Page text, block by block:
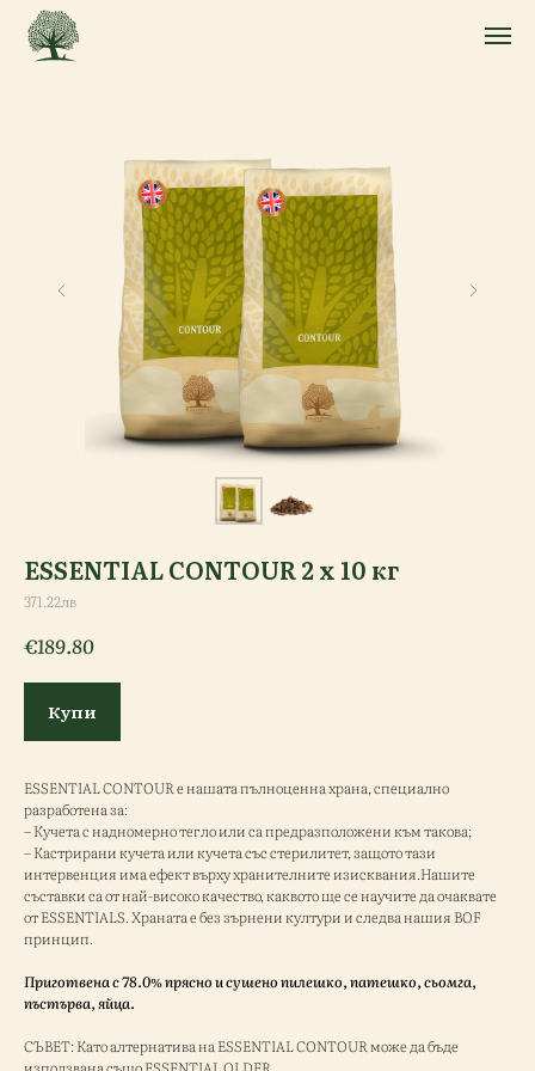
ESSENTIAL CONTOUR 2 х 10 кг
371.22лв
€189.80
Купи
ESSENTIAL CONTOUR е нашата пълноценна храна, специално
разработена за:
– Кучета с надномерно тегло или са предразположени към такова;
– Кастрирани кучета или кучета със стерилитет, защото тази
интервенция има ефект върху хранителните изисквания.Нашите
съставки са от най-високо качество, каквото ще се научите да очаквате
от ESSENTIALS. Храната е без зърнени култури и следва нашия BOF
принцип.
Приготвена с 78.0% прясно и сушено пилешко, патешко, сьомга,
пъстърва, яйца.
СЪВЕТ: Като алтернатива на ESSENTIAL CONTOUR може да бъде